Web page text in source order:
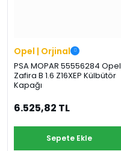
Giriş Yap
Yeni Hesap
C
›
D
›
M
YAĞI
›
Opel | Orjinal
PSA MOPAR 55556284 Opel
Zafira B 1.6 Z16XEP Külbütör
Kapağı
6.525,82 TL
Sepete Ekle